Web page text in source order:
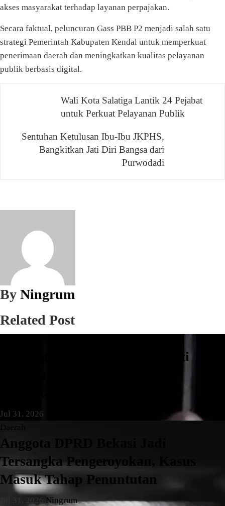
akses masyarakat terhadap layanan perpajakan.
Secara faktual, peluncuran Gass PBB P2 menjadi salah satu
strategi Pemerintah Kabupaten Kendal untuk memperkuat
penerimaan daerah dan meningkatkan kualitas pelayanan
publik berbasis digital.
NavigasiWali Kota Salatiga Lantik 24 Pejabat
untuk Perkuat Pelayanan Publik
Sentuhan Ketulusan Ibu-Ibu JKPHS,
Bangkitkan Jati Diri Bangsa dari
Purwodadi
By Ningrum
Related Post
Pengganjal ATM RS Buah Hati
Jul 31, 2026
Anggota DPRD Bekasi Jadi
Tersangka Pengeroyokan, Kasus
Masuk Tahap Penuntutan
Jul 31, 2026 Ningrum